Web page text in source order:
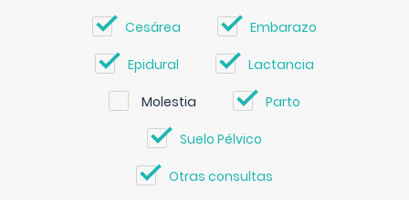
Cesárea Embarazo
Epidural Lactancia
Molestia Parto
Suelo Pélvico
Otras consultas